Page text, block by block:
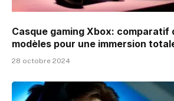
Casque gaming Xbox: comparatif
modèles pour une immersion
28 octobre 2024